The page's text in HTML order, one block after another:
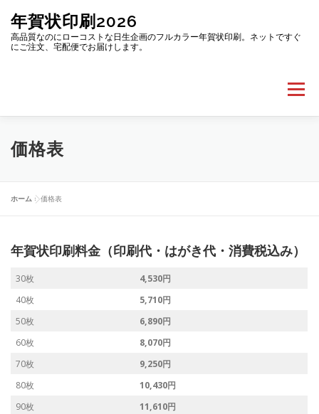
ッ
年賀状印刷2026
高品質なのにローコストな日生企画のフルカラー年賀状印刷。ネットですぐ
にご注文、宅配便でお届けします。
メニュー
ホーム
価格表
価格表
ホーム »価格表
年賀状印刷料金（印刷代・はがき代・消費税込み）
30枚
4,530円
40枚
5,710円
50枚
6,890円
60枚
8,070円
70枚
9,250円
80枚
10,430円
90枚
11,610円